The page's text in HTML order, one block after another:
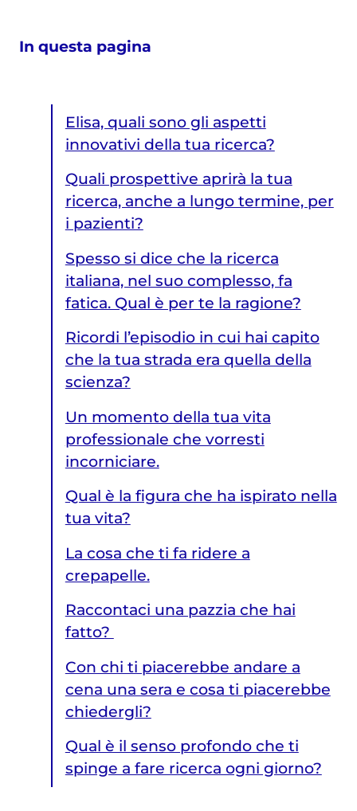
In questa pagina
Elisa, quali sono gli aspetti
innovativi della tua ricerca?
Quali prospettive aprirà la tua
ricerca, anche a lungo termine, per
i pazienti?
Spesso si dice che la ricerca
italiana, nel suo complesso, fa
fatica. Qual è per te la ragione?
Ricordi l’episodio in cui hai capito
che la tua strada era quella della
scienza?
Un momento della tua vita
professionale che vorresti
incorniciare.
Qual è la figura che ha ispirato nella
tua vita?
La cosa che ti fa ridere a
crepapelle.
Raccontaci una pazzia che hai
fatto?
Con chi ti piacerebbe andare a
cena una sera e cosa ti piacerebbe
chiedergli?
Qual è il senso profondo che ti
spinge a fare ricerca ogni giorno?